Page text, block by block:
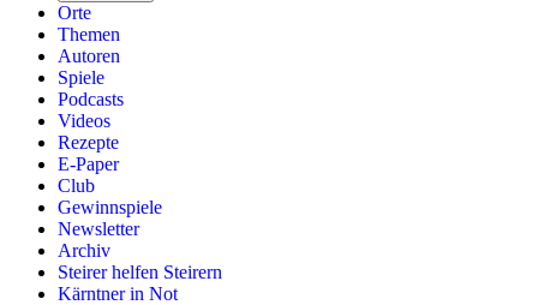
Orte
Themen
Autoren
Spiele
Podcasts
Videos
Rezepte
E-Paper
Club
Gewinnspiele
Newsletter
Archiv
Steirer helfen Steirern
Kärntner in Not